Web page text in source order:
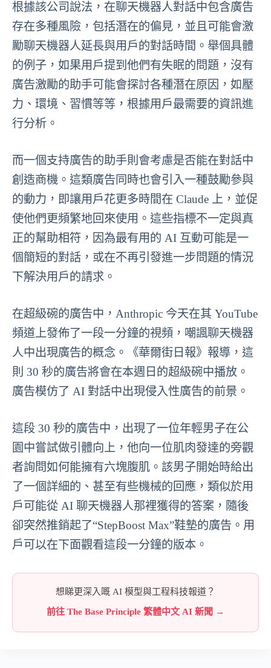
根據該公司說法，在聊天機器人對話中包含廣告
存在多種風險，包括潛在的偏見，並且可能會激
勵聊天機器人延長與用戶的對話時間。舉個具體
的例子，如果用戶提到他們有失眠的問題，沒有
廣告激勵的助手可能會探討各種潛在原因，如壓
力、環境、習慣等等，根據用戶最需要的資訊進
行分析。
而一個支持廣告的助手則會考慮是否能在對話中
創造商機。這類廣告同時也會引入一種鼓勵參與
的動力，即讓用戶花更多時間在 Claude 上，並促
使他們更頻繁地回來使用。這些指標不一定與真
正的幫助相符，因為最有用的 AI 互動可能是一
個簡短的對話，或在不再引發進一步問題的情況
下解決用戶的請求。
在超級碗的廣告中，Anthropic 今天在其 YouTube
頻道上發佈了一段一分鐘的視頻，嘲諷聊天機器
人中出現廣告的概念。《華爾街日報》報導，這
則 30 秒的廣告將會在本週日的超級碗中播放。
廣告模仿了 AI 對話中出現侵入性廣告的前景。
這段 30 秒的廣告中，出現了一位年輕男子在公
園中嘗試做引體向上，他向一位肌肉發達的旁觀
者詢問如何能擁有六塊腹肌。該男子開始時給出
了一個詳細的、甚至有些機械的回應，類似於用
戶可能從 AI 聊天機器人那裡獲得的答案，隨後
卻突然推銷起了“StepBoost Max”鞋墊的廣告。用
戶可以在下面觀看這段一分鐘的版本。
想睇更深入嘅 AI 模型與工程科技報道？
前往 The Base Principle 繁體中文 AI 新聞 →